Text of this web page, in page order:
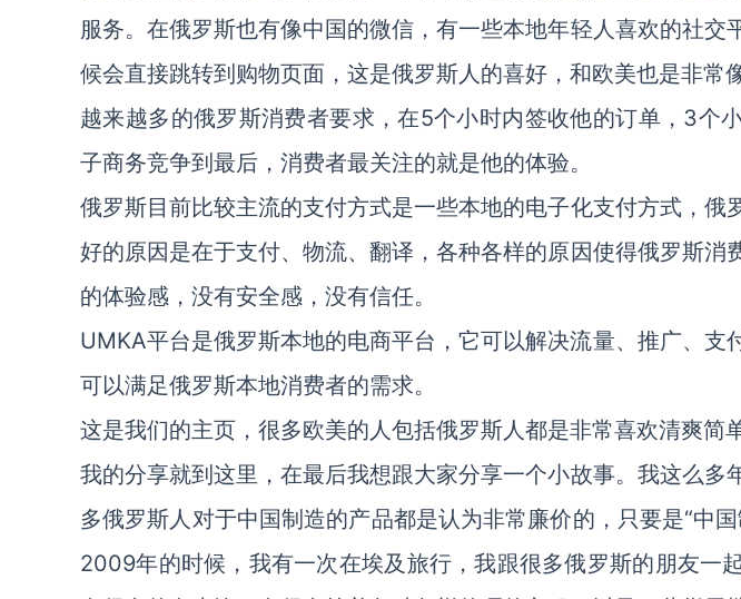
服务。在俄罗斯也有像中国的微信，有一些本地年轻人喜欢的社交
候会直接跳转到购物页面，这是俄罗斯人的喜好，和欧美也是非常像
越来越多的俄罗斯消费者要求，在5个小时内签收他的订单，3个
子商务竞争到最后，消费者最关注的就是他的体验。
俄罗斯目前比较主流的支付方式是一些本地的电子化支付方式，俄
好的原因是在于支付、物流、翻译，各种各样的原因使得俄罗斯消
的体验感，没有安全感，没有信任。
UMKA平台是俄罗斯本地的电商平台，它可以解决流量、推广、支
可以满足俄罗斯本地消费者的需求。
这是我们的主页，很多欧美的人包括俄罗斯人都是非常喜欢清爽简
我的分享就到这里，在最后我想跟大家分享一个小故事。我这么多
多俄罗斯人对于中国制造的产品都是认为非常廉价的，只要是“中
2009年的时候，我有一次在埃及旅行，我跟很多俄罗斯的朋友一